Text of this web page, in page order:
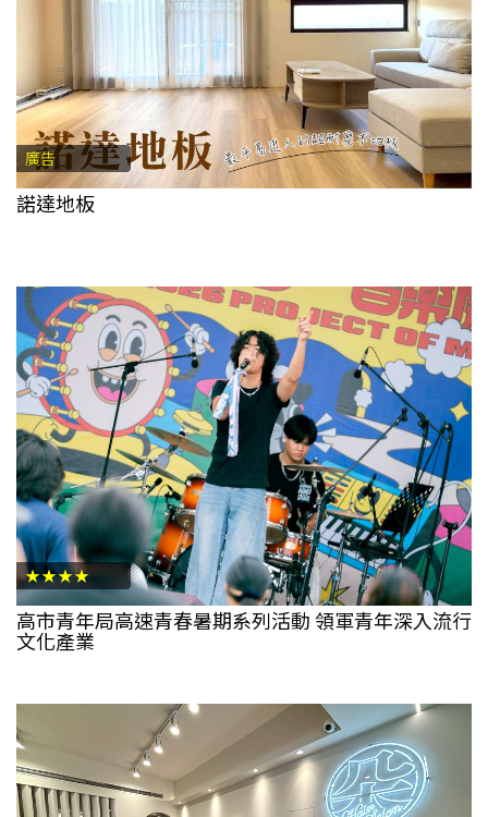
廣告
諾達地板
★★★★
高市青年局高速青春暑期系列活動 領軍青年深入流行
文化產業